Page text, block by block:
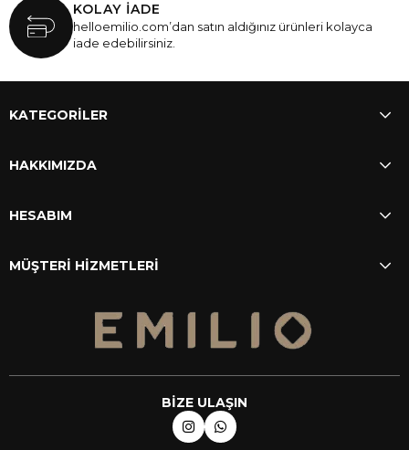
KOLAY İADE
helloemilio.com’dan satın aldığınız ürünleri kolayca
iade edebilirsiniz.
KATEGORİLER
HAKKIMIZDA
HESABIM
MÜŞTERİ HİZMETLERİ
BİZE ULAŞIN